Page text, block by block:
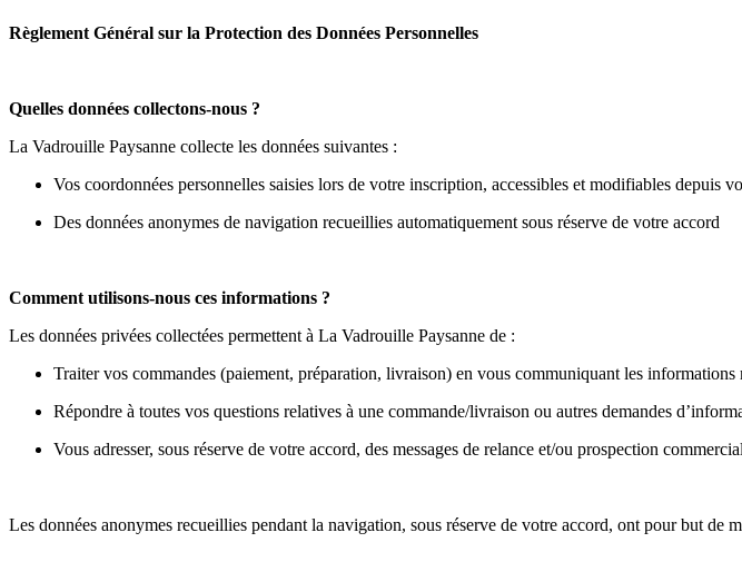
Règlement Général sur la Protection des Données Personnelles
Quelles données collectons-nous ?
La Vadrouille Paysanne collecte les données suivantes :
Vos coordonnées personnelles saisies lors de votre inscription, accessibles et modifiables depuis
Des données anonymes de navigation recueillies automatiquement sous réserve de votre accord
Comment utilisons-nous ces informations ?
Les données privées collectées permettent à La Vadrouille Paysanne de :
Traiter vos commandes (paiement, préparation, livraison) en vous communiquant les informations
Répondre à toutes vos questions relatives à une commande/livraison ou autres demandes
Vous adresser, sous réserve de votre accord, des messages de relance et/ou prospection
Les données anonymes recueillies pendant la navigation, sous réserve de votre accord, ont pour but de